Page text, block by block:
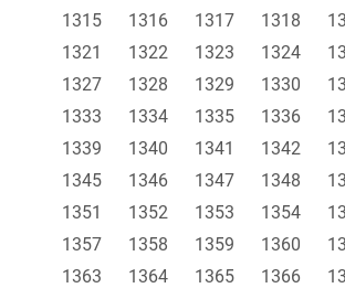
1315
1316 1317 1318
1321
1322 1323 1324
1327
1328 1329 1330
1333
1334 1335 1336
1339
1340 1341 1342
1345
1346 1347 1348
1351
1352 1353 1354
1357
1358 1359 1360
1363
1364 1365 1366